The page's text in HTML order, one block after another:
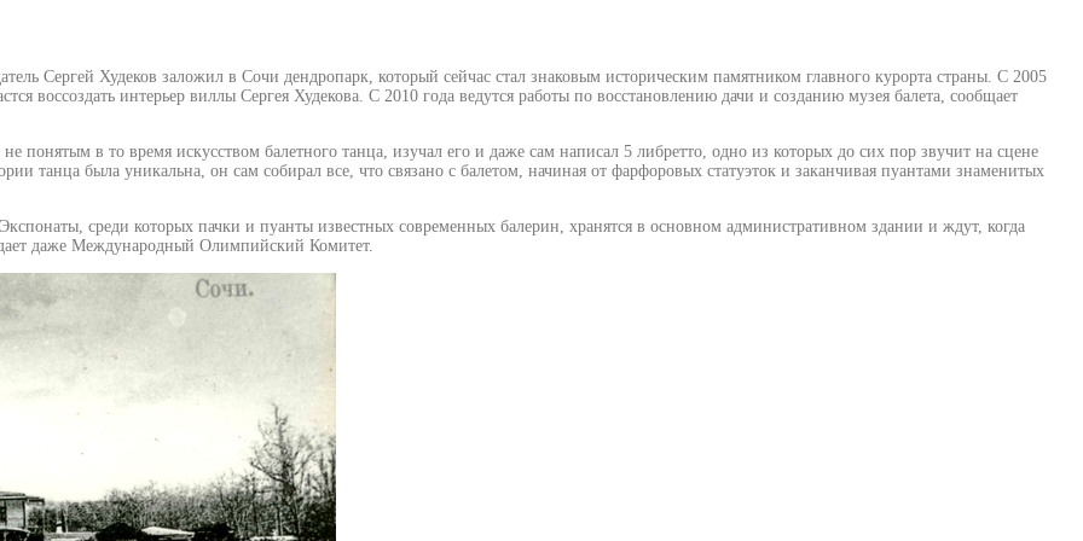
Сергей Худеков заложил в Сочи дендропарк, который сейчас стал знаковым историческим памятником главного курорта страны. С 2005
воссоздать интерьер виллы Сергея Худекова. С 2010 года ведутся работы по восстановлению дачи и созданию музея балета, сообщает
в то время искусством балетного танца, изучал его и даже сам написал 5 либретто, одно из которых до сих пор звучит на сцене
танца была уникальна, он сам собирал все, что связано с балетом, начиная от фарфоровых статуэток и заканчивая пуантами знаменитых
среди которых пачки и пуанты известных современных балерин, хранятся в основном административном здании и ждут, когда
даже Международный Олимпийский Комитет.